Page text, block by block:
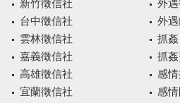
新竹徵信社
台中徵信社
雲林徵信社
嘉義徵信社
高雄徵信社
宜蘭徵信社
外
外
抓姦
抓
感
感